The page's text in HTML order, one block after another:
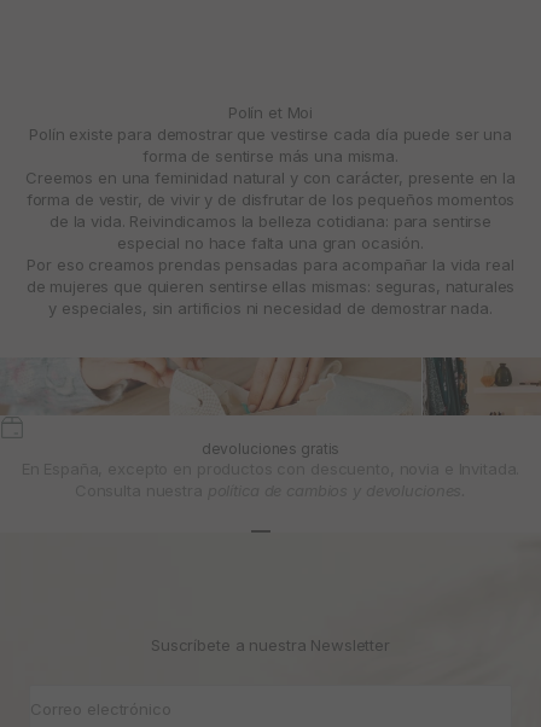
Polín et Moi
Polín existe para demostrar que vestirse cada día puede ser una
forma de sentirse más una misma.
Creemos en una feminidad natural y con carácter, presente en la
forma de vestir, de vivir y de disfrutar de los pequeños momentos
de la vida. Reivindicamos la belleza cotidiana: para sentirse
especial no hace falta una gran ocasión.
Por eso creamos prendas pensadas para acompañar la vida real
de mujeres que quieren sentirse ellas mismas: seguras, naturales
y especiales, sin artificios ni necesidad de demostrar nada.
devoluciones gratis
Suscríbete a nuestra Newsletter
Correo electrónico